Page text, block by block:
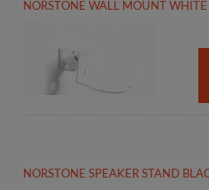
NORSTONE WALL MOUNT
NORSTONE SPEAKER STAND